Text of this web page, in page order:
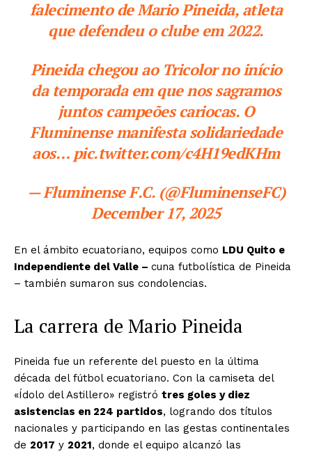
falecimento de Mario Pineida, atleta
que defendeu o clube em 2022.
Pineida chegou ao Tricolor no início
da temporada em que nos sagramos
juntos campeões cariocas. O
Fluminense manifesta solidariedade
aos… pic.twitter.com/c4H19edKHm
— Fluminense F.C. (@FluminenseFC)
December 17, 2025
En el ámbito ecuatoriano, equipos como LDU Quito e
Independiente del Valle – cuna futbolística de Pineida
– también sumaron sus condolencias.
La carrera de Mario Pineida
Pineida fue un referente del puesto en la última
década del fútbol ecuatoriano. Con la camiseta del
«Ídolo del Astillero» registró tres goles y diez
asistencias en 224 partidos, logrando dos títulos
nacionales y participando en las gestas continentales
de 2017 y 2021, donde el equipo alcanzó las